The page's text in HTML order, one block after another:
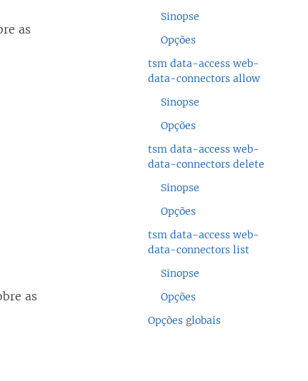
as
as
Sinopse
Opções
tsm data-access web-
data-connectors allow
Sinopse
Opções
tsm data-access web-
data-connectors delete
Sinopse
Opções
tsm data-access web-
data-connectors list
Sinopse
Opções
Opções globais